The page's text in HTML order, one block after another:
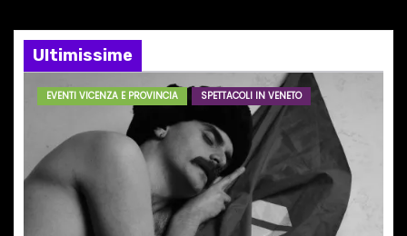
e
a
t
Ultimissime
EVENTI VICENZA E PROVINCIA SPETTACOLI IN VENETO